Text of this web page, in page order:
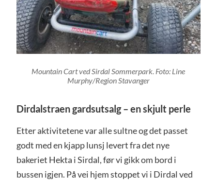
Mountain Cart ved Sirdal Sommerpark. Foto: Line
Murphy/Region Stavanger
Dirdalstraen gardsutsalg – en skjult perle
Etter aktivitetene var alle sultne og det passet
godt med en kjapp lunsj levert fra det nye
bakeriet Hekta i Sirdal, før vi gikk om bord i
bussen igjen. På vei hjem stoppet vi i Dirdal ved